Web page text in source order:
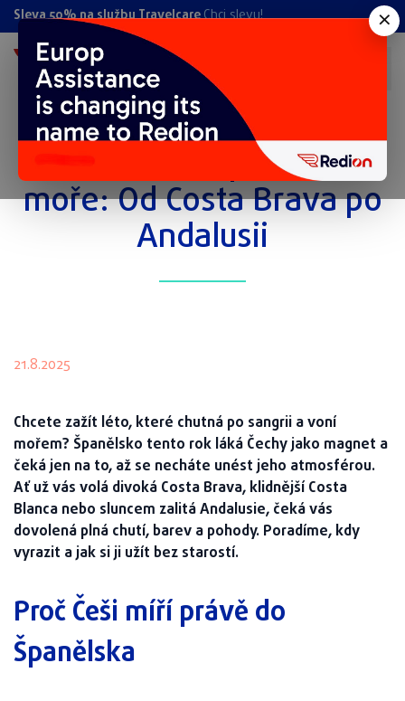
Sleva 50% na službu TravelcareChci slevu!
Dovolená ve Španělsku u
moře: Od Costa Brava po
Andalusii
21.8.2025
Chcete zažít léto, které chutná po sangrii a voní
mořem? Španělsko tento rok láká Čechy jako magnet a
čeká jen na to, až se necháte unést jeho atmosférou.
Ať už vás volá divoká Costa Brava, klidnější Costa
Blanca nebo sluncem zalitá Andalusie, čeká vás
dovolená plná chutí, barev a pohody. Poradíme, kdy
vyrazit a jak si ji užít bez starostí.
Proč Češi míří právě do
Španělska
×